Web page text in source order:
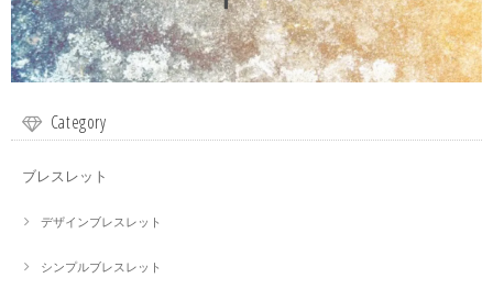
Category
ブレスレット
デザインブレスレット
シンプルブレスレット